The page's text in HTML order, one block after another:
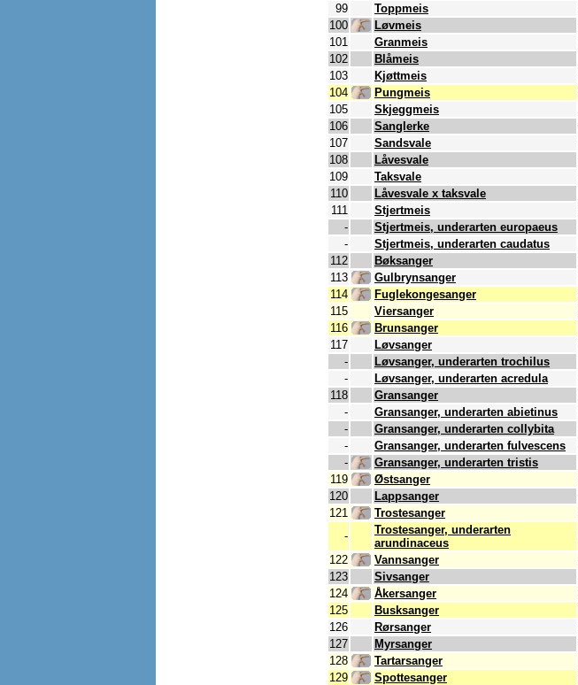
99
Toppmeis
100
Løvmeis
101
Granmeis
102
Blåmeis
103
Kjøttmeis
104
Pungmeis
105
Skjeggmeis
106
Sanglerke
107
Sandsvale
108
Låvesvale
109
Taksvale
110
Låvesvale x taksvale
111
Stjertmeis
-
Stjertmeis, underarten europaeus
-
Stjertmeis, underarten caudatus
112
Bøksanger
113
Gulbrynsanger
114
Fuglekongesanger
115
Viersanger
116
Brunsanger
117
Løvsanger
-
Løvsanger, underarten trochilus
-
Løvsanger, underarten acredula
118
Gransanger
-
Gransanger, underarten abietinus
-
Gransanger, underarten collybita
-
Gransanger, underarten fulvescens
-
Gransanger, underarten tristis
119
Østsanger
120
Lappsanger
121
Trostesanger
-
Trostesanger, underarten
arundinaceus
122
Vannsanger
123
Sivsanger
124
Åkersanger
125
Busksanger
126
Rørsanger
127
Myrsanger
128
Tartarsanger
129
Spottesanger